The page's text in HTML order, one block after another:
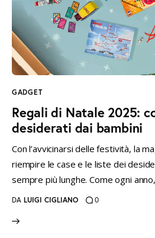
instagrammthreads
x
GADGET
Regali di Natale 2025:
desiderati dai bambini
Con l’avvicinarsi delle festività, la
riempire le case e le liste dei
sempre più lunghe. Come ogni
DA LUIGI CIGLIANO 0